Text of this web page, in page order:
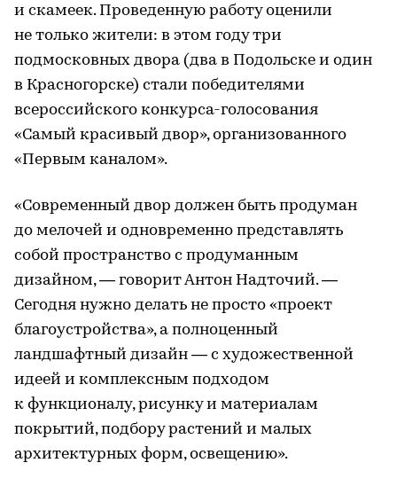
и скамеек. Проведенную работу оценили
не только жители: в этом году три
подмосковных двора (два в Подольске и один
в Красногорске) стали победителями
всероссийского конкурса-голосования
«Самый красивый двор», организованного
«Первым каналом».
«Современный двор должен быть продуман
до мелочей и одновременно представлять
собой пространство с продуманным
дизайном, — говорит Антон Надточий. —
Сегодня нужно делать не просто «проект
благоустройства», а полноценный
ландшафтный дизайн — с художественной
идеей и комплексным подходом
к функционалу, рисунку и материалам
покрытий, подбору растений и малых
архитектурных форм, освещению».